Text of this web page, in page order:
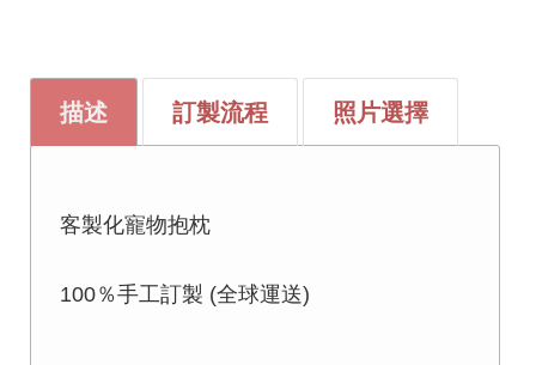
描述
客製化寵物抱枕
100％手工訂製 (全球運送)
訂製流程 照片選擇